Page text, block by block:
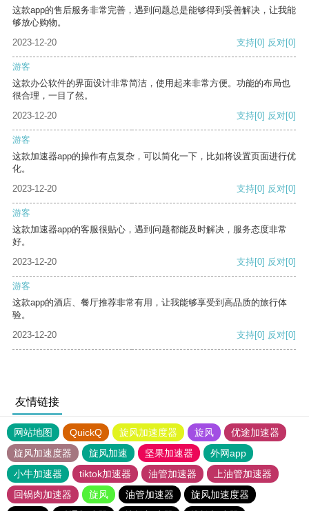
这款app的售后服务非常完善，遇到问题总是能够得到妥善解决，让我能
够放心购物。
2023-12-20
支持[0] 反对[0]
游客
这款办公软件的界面设计非常简洁，使用起来非常方便。功能的布局也
很合理，一目了然。
2023-12-20
支持[0] 反对[0]
游客
这款加速器app的操作有点复杂，可以简化一下，比如将设置页面进行优
化。
2023-12-20
支持[0] 反对[0]
游客
这款加速器app的客服很贴心，遇到问题都能及时解决，服务态度非常
好。
2023-12-20
支持[0] 反对[0]
游客
这款app的酒店、餐厅推荐非常有用，让我能够享受到高品质的旅行体
验。
2023-12-20
支持[0] 反对[0]
友情链接
网站地图 QuickQ 旋风加速度器 旋风
优途加速器
旋风加速度器
旋风加速 坚果加速器
外网app
小牛加速器
tiktok加速器 油管加速器
上油管加速器
回锅肉加速器
旋风 油管加速器
旋风加速度器